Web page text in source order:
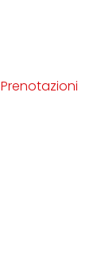
Prenotazioni